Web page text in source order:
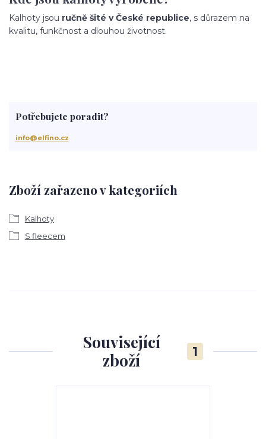
Kalhoty jsou ručně šité v České republice, s důrazem na
kvalitu, funkčnost a dlouhou životnost.
Zboží zařazeno v kategoriích
Kalhoty
S fleecem
Potřebujete poradit?
info@elfino.cz
Související
zboží
1